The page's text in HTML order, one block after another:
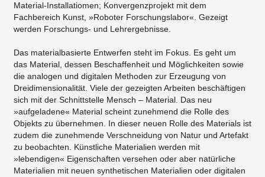
Material-Installatiomen; Konvergenzprojekt mit dem
Fachbereich Kunst, »Roboter Forschungslabor«. Gezeigt
werden Forschungs- und Lehrergebnisse.
​Das materialbasierte Entwerfen steht im Fokus. Es geht um
das Material, dessen Beschaffenheit und Möglichkeiten sowie
die analogen und digitalen Methoden zur Erzeugung von
Dreidimensionalität. Viele der gezeigten Arbeiten beschäftigen
sich mit der Schnittstelle Mensch – Material. Das neu
»aufgeladene« Material scheint zunehmend die Rolle des
Objekts zu übernehmen. In dieser neuen Rolle des Materials ist
zudem die zunehmende Verschneidung von Natur und Artefakt
zu beobachten. Künstliche Materialien werden mit
»lebendigen« Eigenschaften versehen oder aber natürliche
Materialien mit neuen synthetischen Materialien oder digitalen